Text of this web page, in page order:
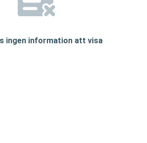
ingen information att visa